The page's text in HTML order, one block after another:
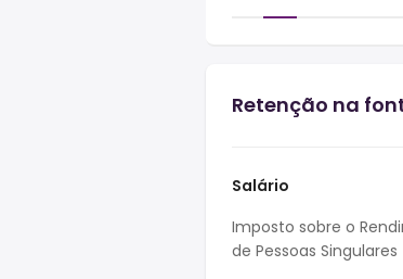
Retenção na
Salário
Imposto sobre o
de Pessoas Singulares